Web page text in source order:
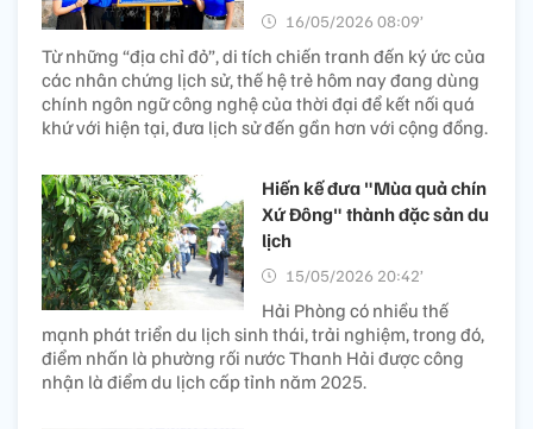
16/05/2026 08:09’
Từ những “địa chỉ đỏ”, di tích chiến tranh đến ký ức của
các nhân chứng lịch sử, thế hệ trẻ hôm nay đang dùng
chính ngôn ngữ công nghệ của thời đại để kết nối quá
khứ với hiện tại, đưa lịch sử đến gần hơn với cộng đồng.
Hiến kế đưa "Mùa quả chín
Xứ Đông" thành đặc sản du
lịch
15/05/2026 20:42’
Hải Phòng có nhiều thế
mạnh phát triển du lịch sinh thái, trải nghiệm, trong đó,
điểm nhấn là phường rối nước Thanh Hải được công
nhận là điểm du lịch cấp tỉnh năm 2025.